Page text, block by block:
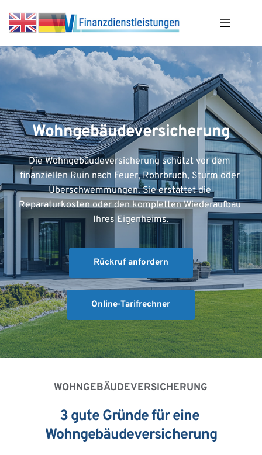
Inhalt
springen
Wohngebäudeversicherung
Die Wohngebäudeversicherung schützt vor dem
finanziellen Ruin nach Feuer, Rohrbruch, Sturm oder
Überschwemmungen. Sie erstattet die
Reparaturkosten oder den kompletten Wiederaufbau
Ihres Eigenheims.
Rückruf anfordern
Online-Tarifrechner
WOHNGEBÄUDEVERSICHERUNG
3 gute Gründe für eine
Wohngebäudeversicherung